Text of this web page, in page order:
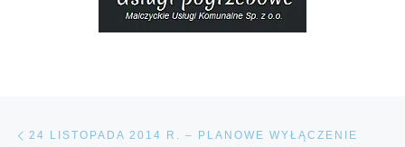
24 LISTOPADA 2014 R. – PLANOWE WYŁĄCZENIE